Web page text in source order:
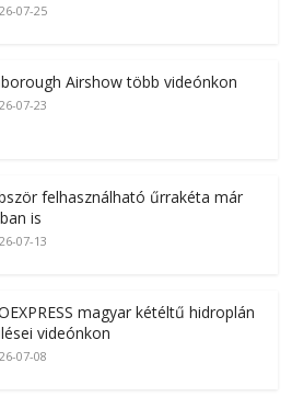
07-25
Airshow több videónkon
07-23
felhasználható űrrakéta már
is
07-13
magyar kétéltű hidroplán
videónkon
07-08